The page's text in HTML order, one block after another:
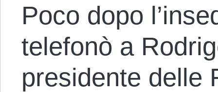
Poco dopo
telefonò a
presidente delle